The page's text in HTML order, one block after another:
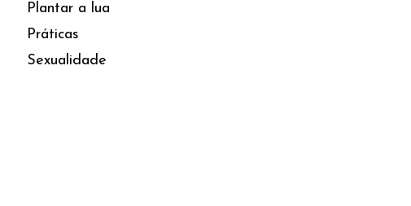
Plantar a lua
Práticas
Sexualidade